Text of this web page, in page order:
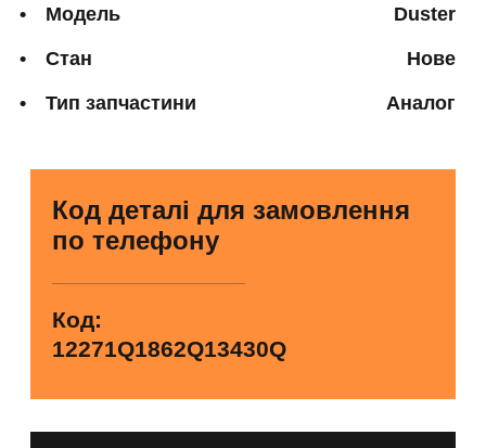
Модель Duster
Стан Нове
Тип запчастини Аналог
Код деталі для замовлення
по телефону
Код:
12271Q1862Q13430Q